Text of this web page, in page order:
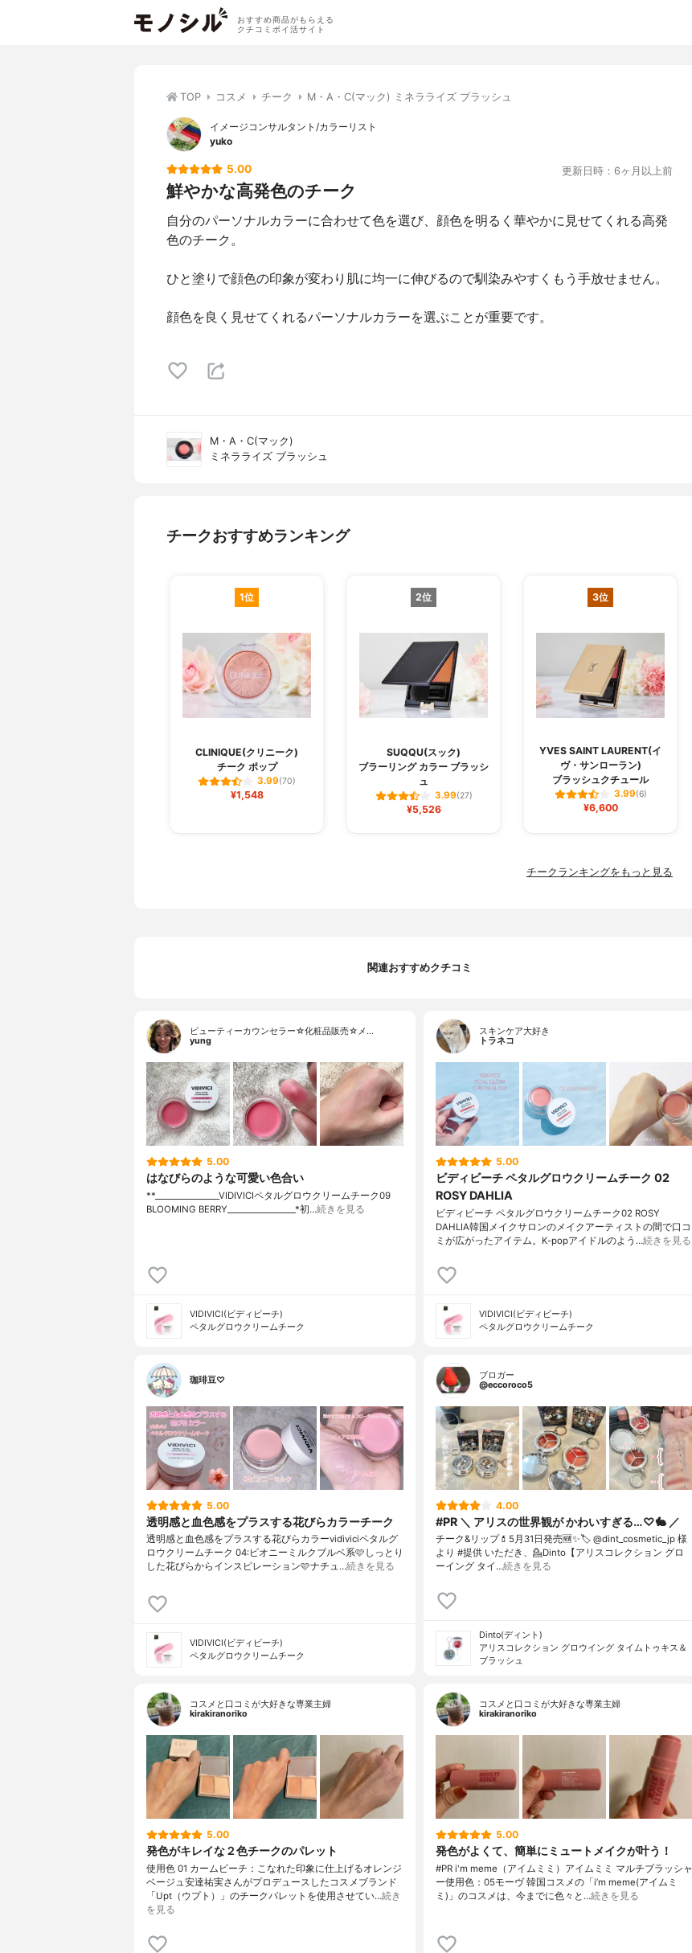
おすすめ商品がもらえる
クチコミポイ活サイト
TOP コスメ チーク M・A・C(マック) ミネラライズ ブラッシュ
イメージコンサルタント/カラーリスト
yuko
5.00 更新日時：6ヶ月以上前
鮮やかな高発色のチーク
自分のパーソナルカラーに合わせて色を選び、顔色を明るく華やかに見せてくれる高発
色のチーク。
ひと塗りで顔色の印象が変わり肌に均一に伸びるので馴染みやすくもう手放せません。
顔色を良く見せてくれるパーソナルカラーを選ぶことが重要です。
M・A・C(マック)
ミネラライズ ブラッシュ
チークおすすめランキング
1位
CLINIQUE(クリニーク)
チーク ポップ
3.99(70)
¥1,548
2位
SUQQU(スック)
ブラーリング カラー ブラッシ
ュ
3.99(27)
¥5,526
3位
YVES SAINT LAURENT(イ
ヴ・サンローラン)
ブラッシュクチュール
3.99(6)
¥6,600
チークランキングをもっと見る
関連おすすめクチコミ
ビューティーカウンセラー☆化粧品販売☆メ…
yung
5.00
はなびらのような可愛い色合い
**⁡________________⁡⁡VIDIVICI⁡ペタルグロウクリームチーク09
BLOOMING BERRY⁡_________________*初…続きを見る
VIDIVICI(ビディビーチ)
ペタルグロウクリームチーク
スキンケア大好き
トラネコ
5.00
ビディビーチ ペタルグロウクリームチーク 02
ROSY DAHLIA
ビディビーチ ペタルグロウクリームチーク02 ROSY
DAHLIA韓国メイクサロンのメイクアーティストの間で口コ
ミが広がったアイテム。K-popアイドルのよう…続きを見る
VIDIVICI(ビディビーチ)
ペタルグロウクリームチーク
珈琲豆♡
5.00
透明感と血色感をプラスする花びらカラーチーク
透明感と血色感をプラスする花びらカラーvidiviciペタルグ
ロウクリームチーク 04:ピオニーミルクブルベ系🩷しっとり
した花びらからインスピレーション🩷ナチュ…続きを見る
VIDIVICI(ビディビーチ)
ペタルグロウクリームチーク
ブロガー
@eccoroco5
4.00
#PR ＼ アリスの世界観が かわいすぎる…♡🐇 ／
チーク&リップ💄⁡5月31日発売🆕✨⁡🏷️ @dint_cosmetic_jp 様
より #提供 いただき、⁡💁Dinto【アリスコレクション グロ
ーイング タイ…続きを見る
Dinto(ディント)
アリスコレクション グロウイング タイムトゥキス＆
ブラッシュ
コスメと口コミが大好きな専業主婦
kirakiranoriko
5.00
発色がキレイな２色チークのパレット
使用色 01 カームビーチ：こなれた印象に仕上げるオレンジ
ベージュ安達祐実さんがプロデュースしたコスメブランド
「Upt（ウプト）」のチークパレットを使用させてい…続き
を見る
コスメと口コミが大好きな専業主婦
kirakiranoriko
5.00
発色がよくて、簡単にミュートメイクが叶う！
#PR i'm meme（アイムミミ）アイムミミ マルチブラッシャ
ー使用色：05モーヴ 韓国コスメの「i’m meme(アイムミ
ミ)」のコスメは、今までに色々と…続きを見る